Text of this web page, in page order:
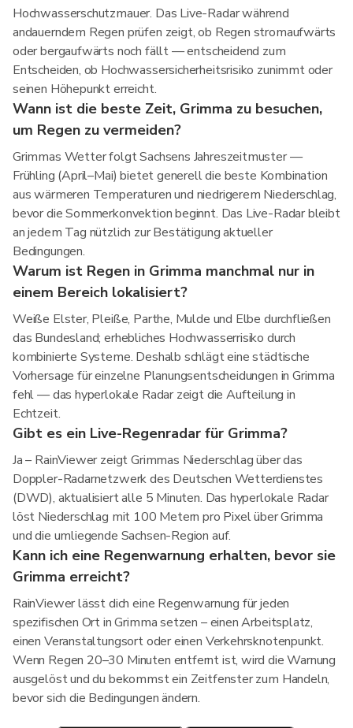
Hochwasserschutzmauer. Das Live-Radar während
andauerndem Regen prüfen zeigt, ob Regen stromaufwärts
oder bergaufwärts noch fällt — entscheidend zum
Entscheiden, ob Hochwassersicherheitsrisiko zunimmt oder
seinen Höhepunkt erreicht.
Wann ist die beste Zeit, Grimma zu besuchen,
um Regen zu vermeiden?
Grimmas Wetter folgt Sachsens Jahreszeitmuster —
Frühling (April–Mai) bietet generell die beste Kombination
aus wärmeren Temperaturen und niedrigerem Niederschlag,
bevor die Sommerkonvektion beginnt. Das Live-Radar bleibt
an jedem Tag nützlich zur Bestätigung aktueller
Bedingungen.
Warum ist Regen in Grimma manchmal nur in
einem Bereich lokalisiert?
Weiße Elster, Pleiße, Parthe, Mulde und Elbe durchfließen
das Bundesland; erhebliches Hochwasserrisiko durch
kombinierte Systeme. Deshalb schlägt eine städtische
Vorhersage für einzelne Planungsentscheidungen in Grimma
fehl — das hyperlokale Radar zeigt die Aufteilung in
Echtzeit.
Gibt es ein Live-Regenradar für Grimma?
Ja – RainViewer zeigt Grimmas Niederschlag über das
Doppler-Radarnetzwerk des Deutschen Wetterdienstes
(DWD), aktualisiert alle 5 Minuten. Das hyperlokale Radar
löst Niederschlag mit 100 Metern pro Pixel über Grimma
und die umliegende Sachsen-Region auf.
Kann ich eine Regenwarnung erhalten, bevor sie
Grimma erreicht?
RainViewer lässt dich eine Regenwarnung für jeden
spezifischen Ort in Grimma setzen – einen Arbeitsplatz,
einen Veranstaltungsort oder einen Verkehrsknotenpunkt.
Wenn Regen 20–30 Minuten entfernt ist, wird die Warnung
ausgelöst und du bekommst ein Zeitfenster zum Handeln,
bevor sich die Bedingungen ändern.